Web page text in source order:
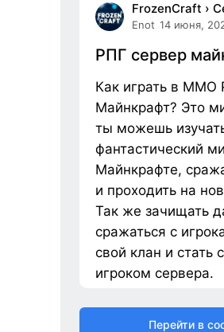
Enot 14 июня,
РПГ сервер
Как играть в ММО
Майнкрафт? Это
ты можешь
фантастический
Майнкрафте,
и проходить на
Так же зачищать
сражаться с
свой клан и
игроком сервера.
Перейти в